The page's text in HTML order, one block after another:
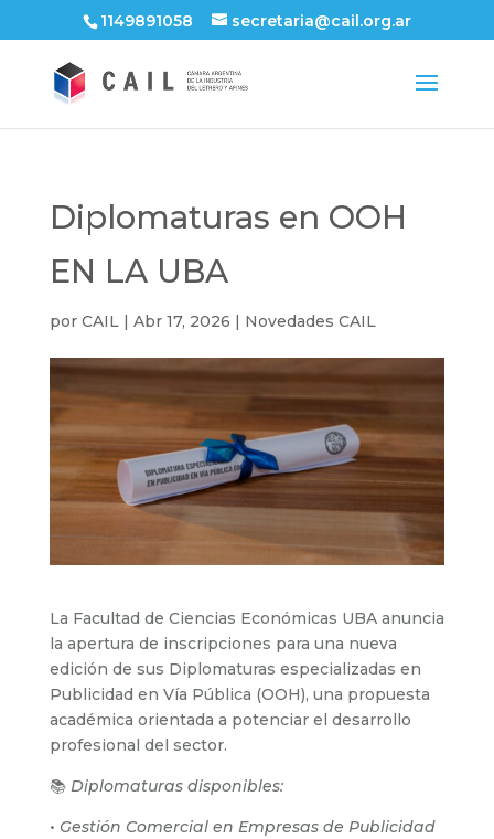
1149891058 secretaria@cail.org.ar
Diplomaturas en OOH
EN LA UBA
por CAIL| Abr 17, 2026 | Novedades CAIL
La Facultad de Ciencias Económicas UBA anuncia
la apertura de inscripciones para una nueva
edición de sus Diplomaturas especializadas en
Publicidad en Vía Pública (OOH), una propuesta
académica orientada a potenciar el desarrollo
profesional del sector.
📚 Diplomaturas disponibles:
• Gestión Comercial en Empresas de Publicidad